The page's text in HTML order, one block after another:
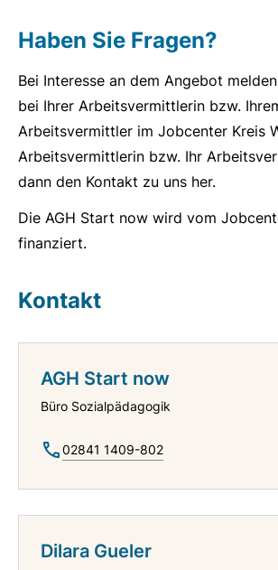
Haben Sie Fragen?
Bei Interesse an dem Angebot
bei Ihrer Arbeitsvermittlerin bzw.
Arbeitsvermittler im Jobcenter Kreis
Arbeitsvermittlerin bzw. Ihr
dann den Kontakt zu uns her.
Die AGH Start now wird vom
finanziert.
Kontakt
AGH Start now
Büro Sozialpädagogik
02841 1409-802
Dilara Gueler